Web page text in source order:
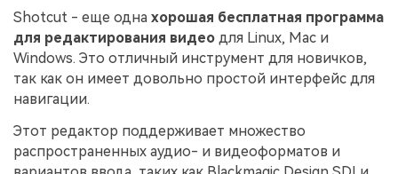
Shotcut - еще одна хорошая бесплатная программа
для редактирования видео для Linux, Mac и
Windows. Это отличный инструмент для новичков,
так как он имеет довольно простой интерфейс для
навигации.
Этот редактор поддерживает множество
распространенных аудио- и видеоформатов и